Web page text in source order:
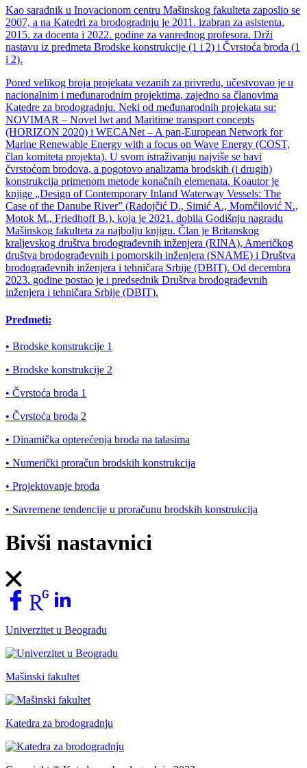
Kao saradnik u Inovacionom centru Mašinskog fakulteta zaposlio se
2007, a na Katedri za brodogradnju je 2011. izabran za asistenta,
2015. za docenta i 2022. godine za vanrednog profesora. Drži
nastavu iz predmeta Brodske konstrukcije (1 i 2) i Čvrstoća broda (1
i 2).
Pored velikog broja projekata vezanih za privredu, učestvovao je u
nacionalnim i međunarodnim projektima, zajedno sa članovima
Katedre za brodogradnju. Neki od međunarodnih projekata su:
NOVIMAR – Novel lwt and Maritime transport concepts
(HORIZON 2020) i WECANet – A pan-European Network for
Marine Renewable Energy with a focus on Wave Energy (COST,
član komiteta projekta). U svom istraživanju najviše se bavi
čvrstoćom brodova, a pogotovo analizama brodskih (i drugih)
konstrukcija primenom metode konačnih elemenata. Koautor je
knjige „Design of Contemporary Inland Waterway Vessels: The
Case of the Danube River” (Radojčić D., Simić A., Momčilović N.,
Motok M., Friedhoff B.), koja je 2021. dobila Godišnju nagradu
Mašinskog fakulteta za najbolju knjigu. Član je Britanskog
kraljevskog društva brodograđevnih inženjera (RINA), Američkog
društva brodograđevnih i pomorskih inženjera (SNAME) i Društva
brodograđevnih inženjera i tehničara Srbije (DBIT). Od decembra
2023. godine postao je i predsednik Društva brodograđevnih
inženjera i tehničara Srbije (DBIT).
Predmeti:
• Brodske konstrukcije 1
• Brodske konstrukcije 2
• Čvrstoća broda 1
• Čvrstoća broda 2
• Dinamička opterećenja broda na talasima
• Numerički proračun brodskih konstrukcija
• Projektovanje broda
• Savremene tendencije u proračunu brodskih konstrukcija
Bivši nastavnici
Univerzitet u Beogradu
Mašinski fakultet
Katedra za brodogradnju